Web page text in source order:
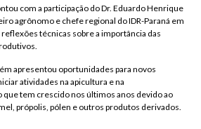
com a participação do Dr. Eduardo Henrique
agrônomo e chefe regional do IDR-Paraná em
técnicas sobre a importância das
apresentou oportunidades para novos
atividades na apicultura e na
tem crescido nos últimos anos devido ao
própolis, pólen e outros produtos derivados.